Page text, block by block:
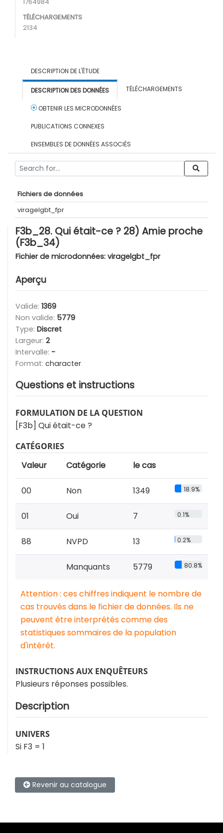
TÉLÉCHARGEMENTS
2134
DESCRIPTION DE L'ÉTUDE
DESCRIPTION DES DONNÉES TÉLÉCHARGEMENTS
OBTENIR LES MICRODONNÉES
PUBLICATIONS CONNEXES
ENSEMBLES DE DONNÉES ASSOCIÉS
Fichiers de données
viragelgbt_fpr
F3b_28. Qui était-ce ? 28) Amie proche
(F3b_34)
Fichier de microdonnées: viragelgbt_fpr
Aperçu
Valide: 1369
Non valide: 5779
Type: Discret
Largeur: 2
Intervalle: -
Format: character
Questions et instructions
FORMULATION DE LA QUESTION
[F3b] Qui était-ce ?
CATÉGORIES
Valeur Catégorie le cas
00 Non 1349 18.9%
01 Oui 7 0.1%
88 NVPD 13 0.2%
Manquants 5779 80.8%
Attention : ces chiffres indiquent le nombre de
cas trouvés dans le fichier de données. Ils ne
peuvent être interprétés comme des
statistiques sommaires de la population
d'intérêt.
INSTRUCTIONS AUX ENQUÊTEURS
Plusieurs réponses possibles.
Description
UNIVERS
Si F3 = 1
Revenir au catalogue